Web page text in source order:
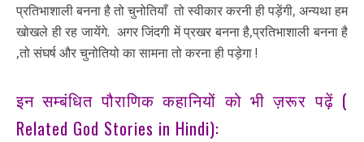
प्रतिभाशाली बनना है तो चुनोतियाँ तो स्वीकार करनी ही पड़ेंगी, अन्यथा हम
खोखले ही रह जायेंगे. अगर जिंदगी में प्रखर बनना है,प्रतिभाशाली बनना है
,तो संघर्ष और चुनोतियो का सामना तो करना ही पड़ेगा !
इन सम्बंधित पौराणिक कहानियों को भी ज़रूर पढ़ें (
Related God Stories in Hindi):